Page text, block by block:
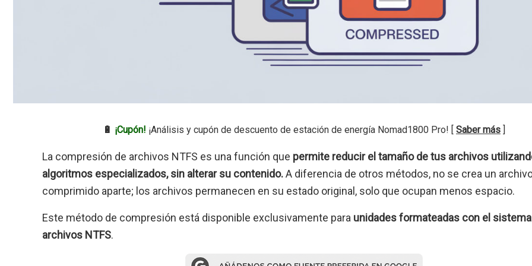
🔋 ¡Cupón! ¡Análisis y cupón de descuento de estación de energía Nomad1800 Pro! [ Saber más ]
La compresión de archivos NTFS es una función que permite reducir el tamaño de tus archivos
algoritmos especializados, sin alterar su contenido.A diferencia de otros métodos, no se crea un
comprimido aparte; los archivos permanecen en su estado original, solo que ocupan menos espacio.
Este método de compresión está disponible exclusivamente para unidades formateadas con el
archivos NTFS.